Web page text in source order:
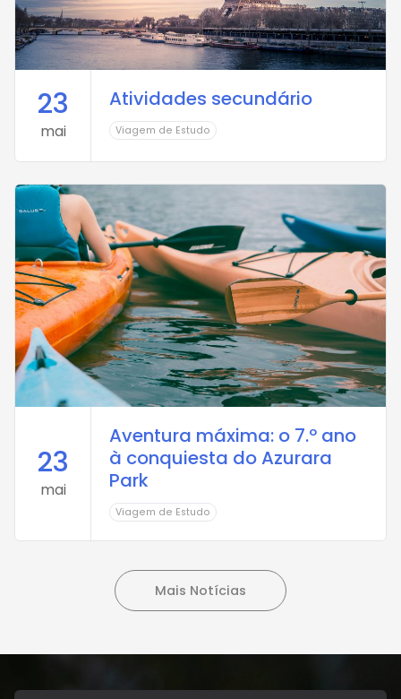
23
mai
Atividades secundário
Viagem de Estudo
23
mai
Aventura máxima: o 7.º ano
à conquiesta do Azurara
Park
Viagem de Estudo
Mais Notícias